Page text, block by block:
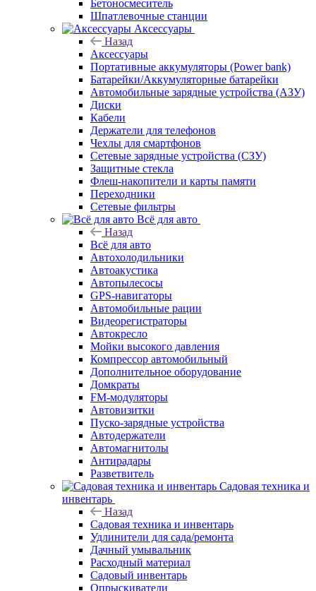
Бетоносмеситель
Шпатлевочные станции
Аксессуары
Назад
Аксессуары
Портативные аккумуляторы (Power bank)
Батарейки/Аккумуляторные батарейки
Автомобильные зарядные устройства (АЗУ)
Диски
Кабели
Держатели для телефонов
Чехлы для смартфонов
Сетевые зарядные устройства (СЗУ)
Защитные стекла
Флеш-накопители и карты памяти
Переходники
Сетевые фильтры
Всё для авто
Назад
Всё для авто
Автохолодильники
Автоакустика
Автопылесосы
GPS-навигаторы
Автомобильные рации
Видеорегистраторы
Автокресло
Мойки высокого давления
Компрессор автомобильный
Дополнительное оборудование
Домкраты
FM-модуляторы
Автовизитки
Пуско-зарядные устройства
Автодержатели
Автомагнитолы
Антирадары
Разветвитель
Садовая техника и
инвентарь
Назад
Садовая техника и инвентарь
Удлинители для сада/ремонта
Дачный умывальник
Расходный материал
Садовый инвентарь
Опрыскиватели